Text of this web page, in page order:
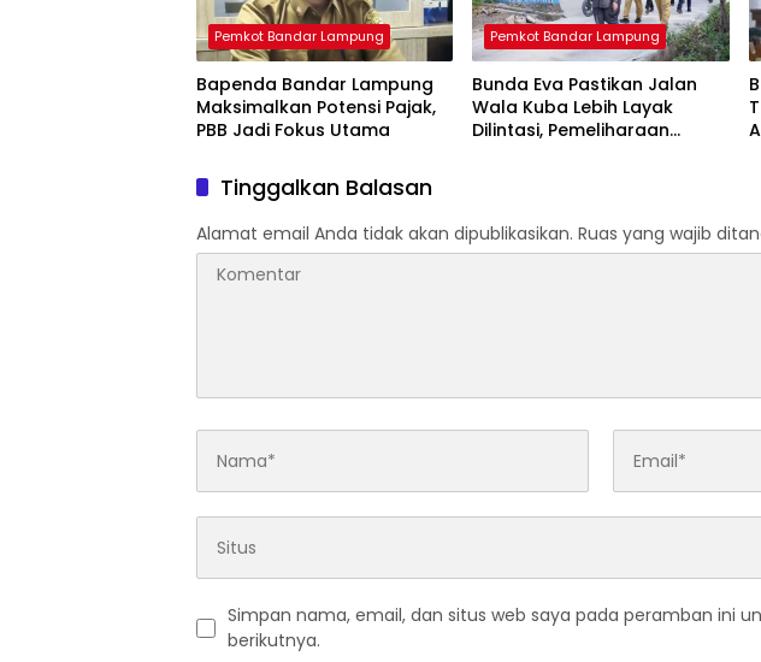
Pemkot Bandar Lampung
Bapenda Bandar Lampung
Maksimalkan Potensi Pajak,
PBB Jadi Fokus Utama
Pemkot Bandar Lampung
Bunda Eva Pastikan Jalan
Wala Kuba Lebih Layak
Dilintasi, Pemeliharaan
Tinggalkan Balasan
Alamat email Anda tidak akan dipublikasikan. Ruas yang wajib
Simpan nama, email, dan situs web saya pada peramban ini
berikutnya.